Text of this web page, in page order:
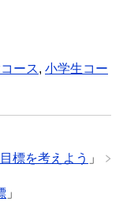
ース, 小学生コー
標を考えよう 」
」